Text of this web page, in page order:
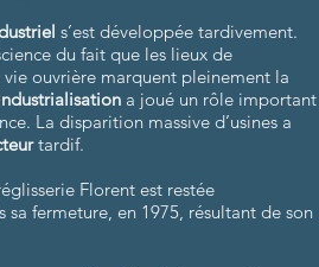
s’est développée tardivement.
du fait que les lieux de
ouvrière marquent pleinement la
a joué un rôle important
La disparition massive d’usines a
tardif.
Florent est restée
fermeture, en 1975, résultant de son